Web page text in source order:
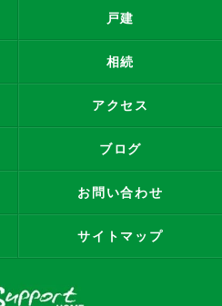
戸建
相続
アクセス
ブログ
お問い合わせ
サイトマップ